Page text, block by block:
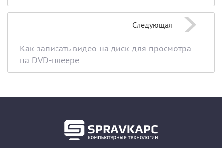
Следующая
Как записать видео на диск для просмотра
на DVD-плеере